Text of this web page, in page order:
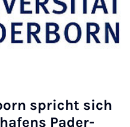
spricht sich
Pader­